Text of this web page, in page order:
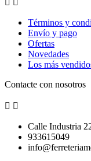
 
Términos y
Envío y pago
Ofertas
Novedades
Los más
Contacte con nosotros
 
Calle Industria
933615049